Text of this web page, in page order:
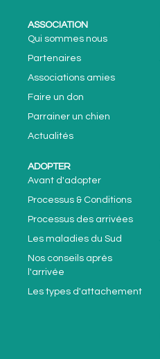
ASSOCIATION
Qui sommes nous
Partenaires
Associations amies
Faire un don
Parrainer un chien
Actualités
ADOPTER
Avant d'adopter
Processus & Conditions
Processus des arrivées
Les maladies du Sud
Nos conseils après
l'arrivée
Les types d'attachement